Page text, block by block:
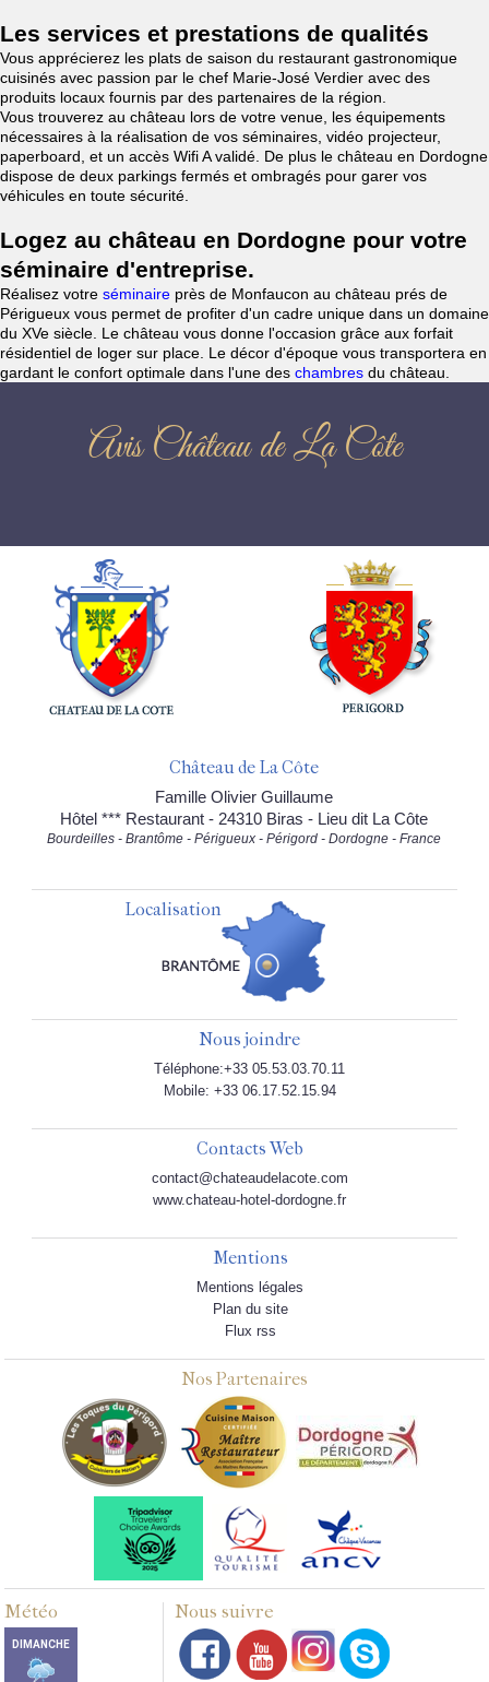
Les services et prestations de qualités
Vous apprécierez les plats de saison du restaurant gastronomique
cuisinés avec passion par le chef Marie-José Verdier avec des
produits locaux fournis par des partenaires de la région.
Vous trouverez au château lors de votre venue, les équipements
nécessaires à la réalisation de vos séminaires, vidéo projecteur,
paperboard, et un accès Wifi A validé. De plus le château en Dordogne
dispose de deux parkings fermés et ombragés pour garer vos
véhicules en toute sécurité.
Logez au château en Dordogne pour votre
séminaire d'entreprise.
Réalisez votre séminaire près de Monfaucon au château prés de
Périgueux vous permet de profiter d'un cadre unique dans un domaine
du XVe siècle. Le château vous donne l'occasion grâce aux forfait
résidentiel de loger sur place. Le décor d'époque vous transportera en
gardant le confort optimale dans l'une des chambres du château.
Avis Château de La Côte
Château de La Côte
Famille Olivier Guillaume
Hôtel *** Restaurant - 24310 Biras - Lieu dit La Côte
Bourdeilles - Brantôme - Périgueux - Périgord - Dordogne - France
Localisation
Nous joindre
Téléphone:+33 05.53.03.70.11
Mobile: +33 06.17.52.15.94
Contacts Web
contact@chateaudelacote.com
www.chateau-hotel-dordogne.fr
Mentions
Mentions légales
Plan du site
Flux rss
Nos Partenaires
Météo Nous suivre